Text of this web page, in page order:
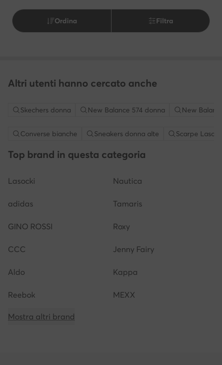
Ordina Filtra
Altri utenti hanno cercato anche
Skechers donna New Balance 574 donna New
Converse bianche Sneakers donna alte Scarpe
Top brand in questa categoria
Lasocki Nautica
adidas Tamaris
GINO ROSSI Roxy
CCC Jenny Fairy
Aldo Kappa
Reebok MEXX
Mostra altri brand